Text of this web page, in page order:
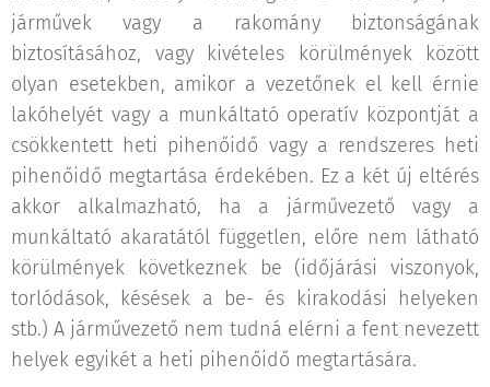
járművek vagy a rakomány biztonságának
biztosításához, vagy kivételes körülmények között
olyan esetekben, amikor a vezetőnek el kell érnie
lakóhelyét vagy a munkáltató operatív központját a
csökkentett heti pihenőidő vagy a rendszeres heti
pihenőidő megtartása érdekében. Ez a két új eltérés
akkor alkalmazható, ha a járművezető vagy a
munkáltató akaratától független, előre nem látható
körülmények következnek be (időjárási viszonyok,
torlódások, késések a be- és kirakodási helyeken
stb.) A járművezető nem tudná elérni a fent nevezett
helyek egyikét a heti pihenőidő megtartására.